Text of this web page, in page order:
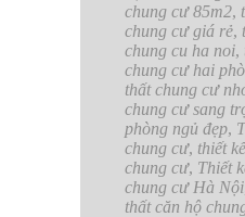
chung cư 85m2,
chung cư giá rẻ,
chung cu ha noi,
chung cư hai
thất chung cư
chung cư sang
phòng ngủ đẹp,
chung cư, thiết
chung cư, Thiết
chung cư Hà Nội
thất căn hộ